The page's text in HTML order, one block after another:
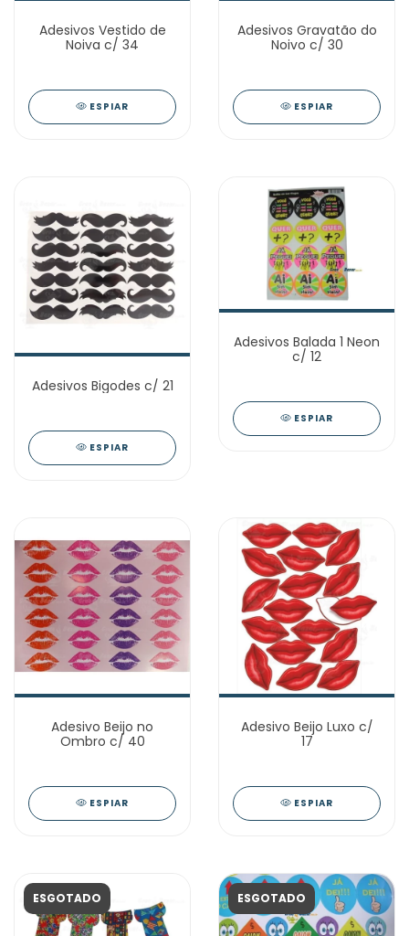
Adesivos Vestido de
Noiva c/ 34
ESPIAR
Adesivos Gravatão do
Noivo c/ 30
ESPIAR
Adesivos Bigodes c/ 21
ESPIAR
Adesivos Balada 1 Neon
c/ 12
ESPIAR
Adesivo Beijo no
Ombro c/ 40
ESPIAR
Adesivo Beijo Luxo c/
17
ESPIAR
ESGOTADO ESGOTADO